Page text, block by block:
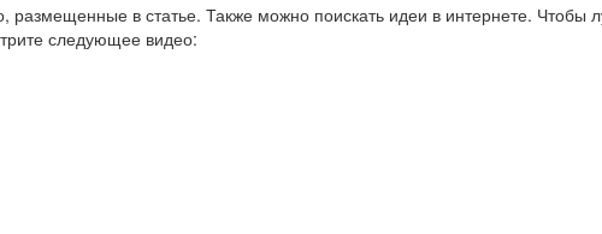
размещенные в статье. Также можно поискать идеи в интернете. Чтобы
следующее видео: